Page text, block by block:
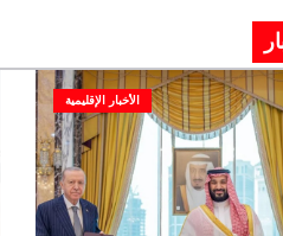
الأخبار الإقليمية